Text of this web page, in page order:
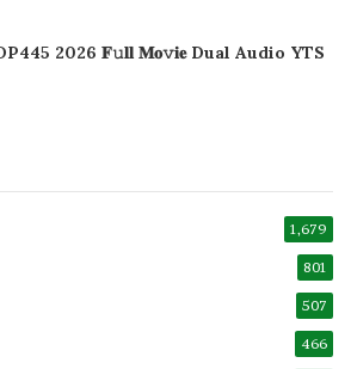
2026 𝐅𝚞𝐥𝐥 𝐌𝐨𝚟𝐢𝐞 Dual Audio YTS
1,679
801
507
466